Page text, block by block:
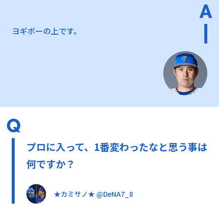
ヨギボーの上です。
プロに入って、1番変わったなと思う事は
何ですか？
★カミサノ★ @DeNA7_8